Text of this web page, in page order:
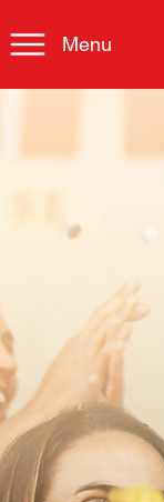
Menu